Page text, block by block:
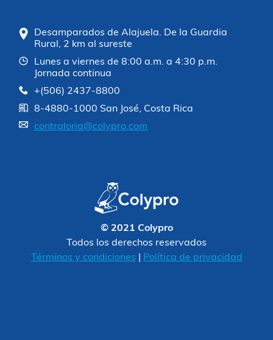
Desamparados de Alajuela. De la Guardia
Rural, 2 km al sureste
Lunes a viernes de 8:00 a.m. a 4:30 p.m.
Jornada continua
+(506) 2437-8800
8-4880-1000 San José, Costa Rica
contraloria@colypro.com
© 2021 Colypro
Todos los derechos reservados
Términos y condiciones
Política de privacidad